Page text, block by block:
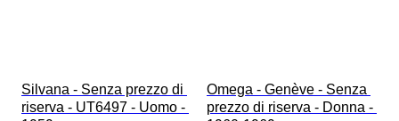
Silvana - Senza prezzo di
riserva - UT6497 - Uomo -
Omega - Genève - Senza
prezzo di riserva - Donna -